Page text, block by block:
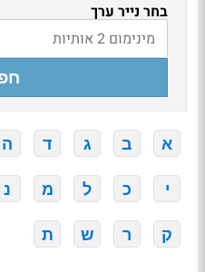
בחר נייר ערך
א ב ג ד ה
י כ ל מ נ
ק ר ש ת